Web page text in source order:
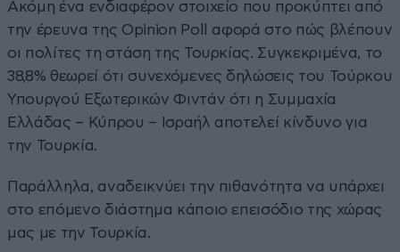
Ακόμη ένα ενδιαφέρον στοιχείο που προκύπτει από
την έρευνα της Opinion Poll αφορά στο πώς βλέπουν
οι πολίτες τη στάση της Τουρκίας. Συγκεκριμένα, το
38,8% θεωρεί ότι συνεχόμενες δηλώσεις του Τούρκου
Υπουργού Εξωτερικών Φιντάν ότι η Συμμαχία
Ελλάδας – Κύπρου – Ισραήλ αποτελεί κίνδυνο για
την Τουρκία.
Παράλληλα, αναδεικνύει την πιθανότητα να υπάρχει
στο επόμενο διάστημα κάποιο επεισόδιο της χώρας
μας με την Τουρκία.